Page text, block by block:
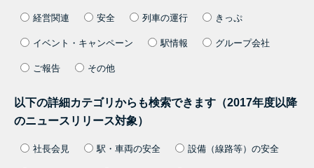
経営関連 安全 列車の運行 きっぷ
イベント・キャンペーン 駅情報 グループ会社
ご報告 その他
以下の詳細カテゴリからも検索できます（2017年度以降
のニュースリリース対象）
社長会見 駅・車両の安全 設備（線路等）の安全